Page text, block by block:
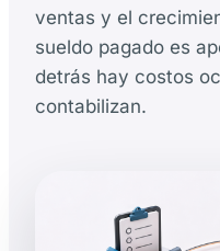
ventas y el
sueldo pagado es
detrás hay costos
contabilizan.